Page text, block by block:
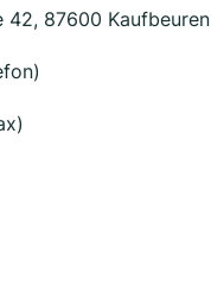
42, 87600 Kaufbeuren